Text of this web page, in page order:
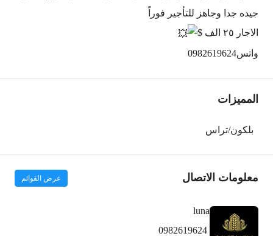
جيده جدا وجاهز للتأجير فوراً
الاجار ٢٥ الف $
واتس0982619624
المميزات
بلكون/تراس
معلومات الاتصال عرض القوائم
luna
0982619624